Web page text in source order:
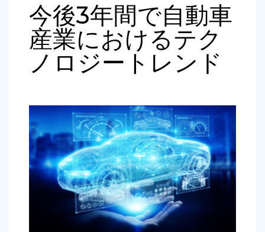
今後3年間で自動車
産業におけるテク
ノロジートレンド